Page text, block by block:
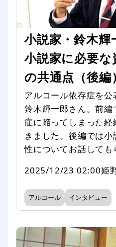
小説家・鈴木輝
小説家に必要
の共通点（後編）
アルコール依存症を
鈴木輝一郎さん。前
症に陥ってしまった
きました。後編では
性についてお話しても
2025/12/23 02:00姫
アルコール インタビュー